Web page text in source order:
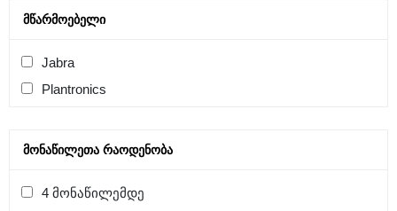
ᲛᲬᲐᲠᲛᲝᲔᲑᲔᲚᲘ
Jabra
Plantronics
ᲛᲝᲜᲐᲬᲘᲚᲔᲗᲐ ᲠᲐᲝᲓᲔᲜᲝᲑᲐ
4 მონაწილემდე